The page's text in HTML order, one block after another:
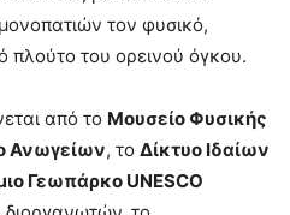
τον φυσικό,
πλούτο του ορεινού όγκου.
από το Μουσείο Φυσικής
Ανωγείων, το Δίκτυο Ιδαίων
Γεωπάρκο UNESCO